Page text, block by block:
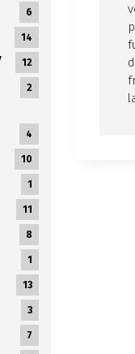
6
14
12
2
4
10
1
11
8
1
13
3
7